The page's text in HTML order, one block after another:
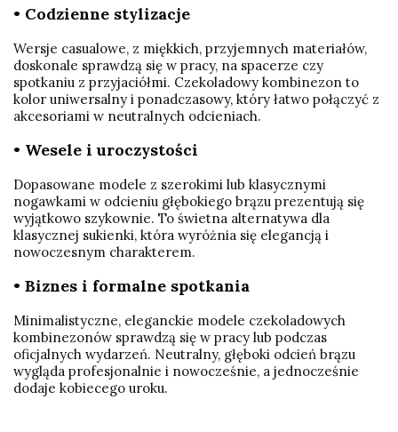
• Codzienne stylizacje
Wersje casualowe, z miękkich, przyjemnych materiałów,
doskonale sprawdzą się w pracy, na spacerze czy
spotkaniu z przyjaciółmi. Czekoladowy kombinezon to
kolor uniwersalny i ponadczasowy, który łatwo połączyć z
akcesoriami w neutralnych odcieniach.
• Wesele i uroczystości
Dopasowane modele z szerokimi lub klasycznymi
nogawkami w odcieniu głębokiego brązu prezentują się
wyjątkowo szykownie. To świetna alternatywa dla
klasycznej sukienki, która wyróżnia się elegancją i
nowoczesnym charakterem.
• Biznes i formalne spotkania
Minimalistyczne, eleganckie modele czekoladowych
kombinezonów sprawdzą się w pracy lub podczas
oficjalnych wydarzeń. Neutralny, głęboki odcień brązu
wygląda profesjonalnie i nowocześnie, a jednocześnie
dodaje kobiecego uroku.